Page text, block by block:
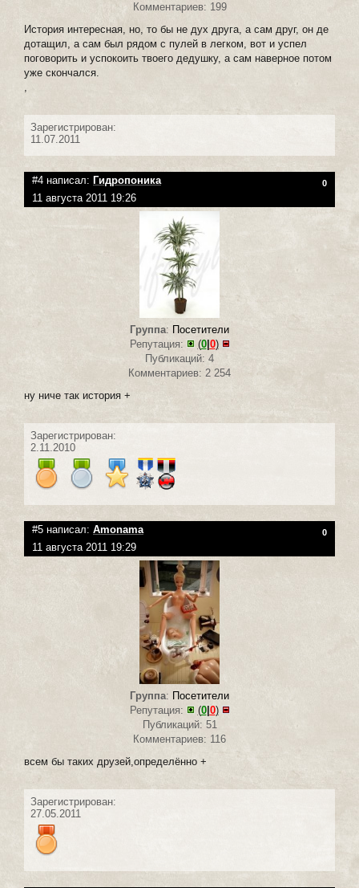
Комментариев: 199
История интересная, но, то бы не дух друга, а сам друг, он де
дотащил, а сам был рядом с пулей в легком, вот и успел
поговорить и успокоить твоего дедушку, а сам наверное потом
уже скончался.
,
Зарегистрирован:
11.07.2011
#4 написал: Гидропоника 0
11 августа 2011 19:26
Группа: Посетители
Репутация:
(0| 0)
Публикаций: 4
Комментариев: 2 254
ну ниче так история +
Зарегистрирован:
2.11.2010
#5 написал: Amonama 0
11 августа 2011 19:29
Группа: Посетители
Репутация:
(0|0)
Публикаций: 51
Комментариев: 116
всем бы таких друзей,определённо +
Зарегистрирован:
27.05.2011